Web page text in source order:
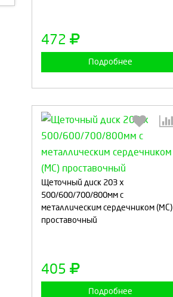
472
Подробнее
Щеточный диск 203 x
500/600/700/800мм с
металлическим сердечником (МС)
проставочный
405
Подробнее
Выберите количество: